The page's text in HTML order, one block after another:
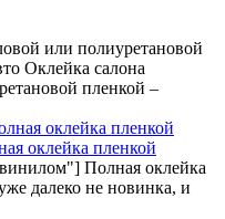
или полиуретановой
Оклейка салона
пленкой –
оклейка пленкой
Полная оклейка
далеко не новинка, и